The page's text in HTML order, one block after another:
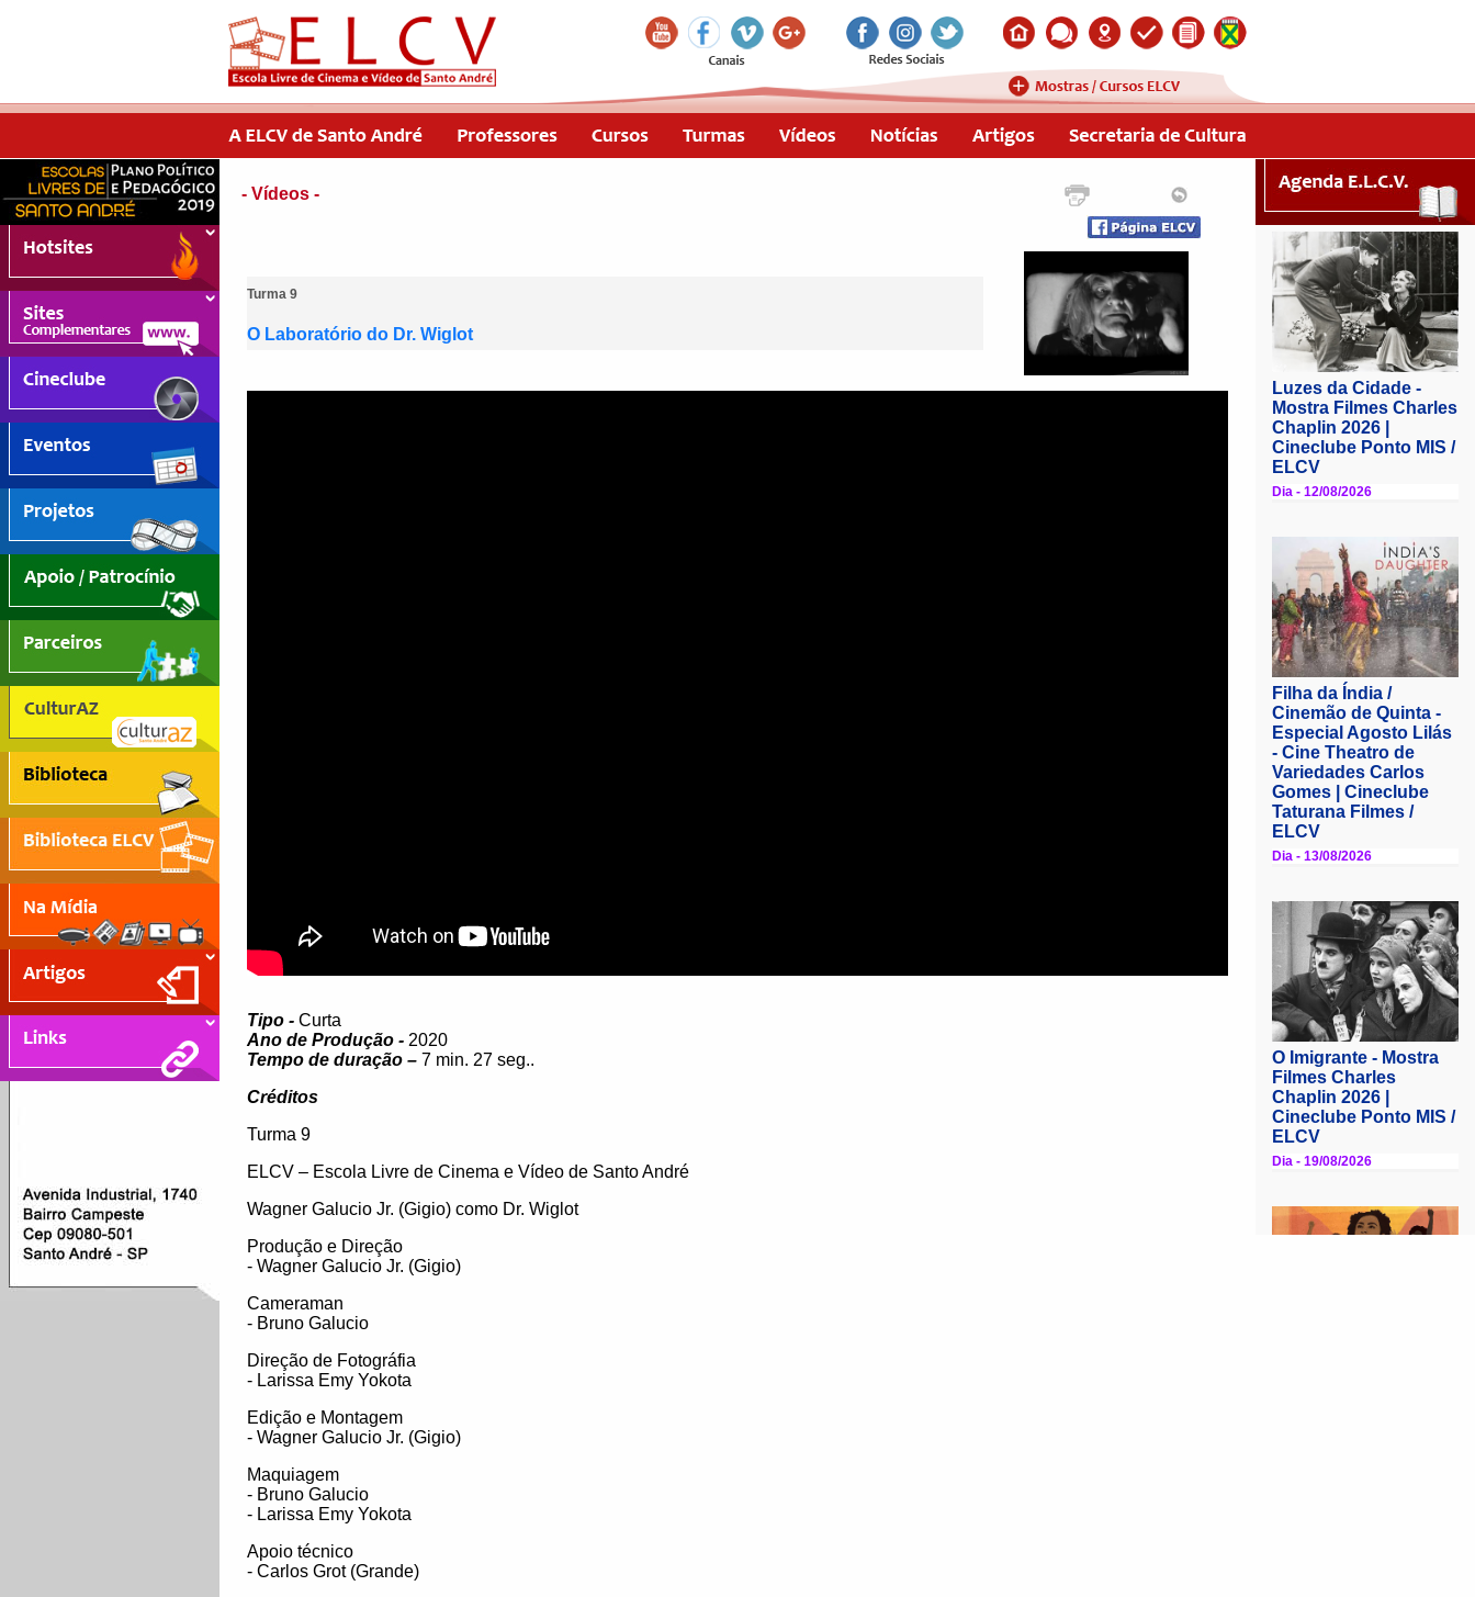
- Vídeos -
Turma 9
O Laboratório do Dr. Wiglot
Tipo - Curta
Ano de Produção - 2020
Tempo de duração – 7 min. 27 seg..
Créditos
Turma 9
ELCV – Escola Livre de Cinema e Vídeo de Santo André
Wagner Galucio Jr. (Gigio) como Dr. Wiglot
Produção e Direção
- Wagner Galucio Jr. (Gigio)
Cameraman
- Bruno Galucio
Direção de Fotográfia
- Larissa Emy Yokota
Edição e Montagem
- Wagner Galucio Jr. (Gigio)
Maquiagem
- Bruno Galucio
- Larissa Emy Yokota
Apoio técnico
- Carlos Grot (Grande)